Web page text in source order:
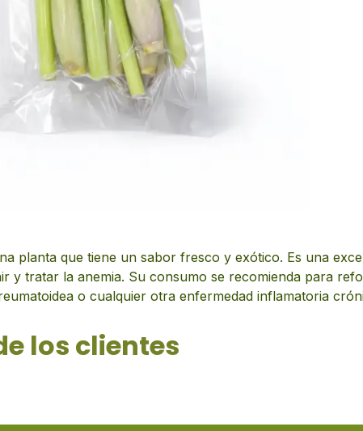
planta que tiene un sabor fresco y exótico. Es una
y tratar la anemia. Su consumo se recomienda para
o cualquier otra enfermedad inflamatoria
los clientes